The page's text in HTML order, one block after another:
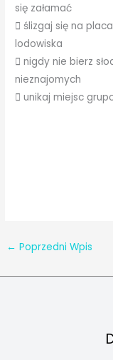
się załamać
 ślizgaj się na
lodowiska
 nigdy nie bierz
nieznajomych
 unikaj miejsc
← Poprzedni Wpis